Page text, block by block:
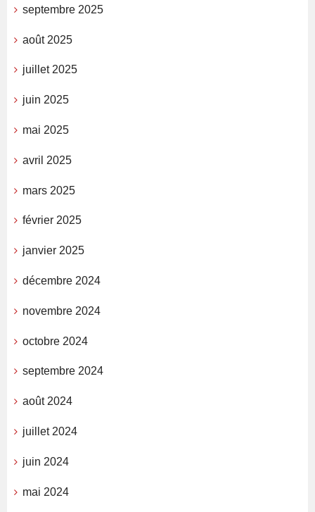
septembre 2025
août 2025
juillet 2025
juin 2025
mai 2025
avril 2025
mars 2025
février 2025
janvier 2025
décembre 2024
novembre 2024
octobre 2024
septembre 2024
août 2024
juillet 2024
juin 2024
mai 2024